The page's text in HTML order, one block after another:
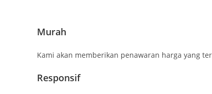
Murah
Kami akan memberikan penawaran harga yang
Responsif